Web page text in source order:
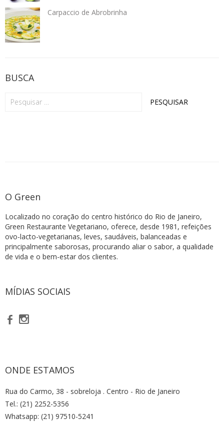
Carpaccio de Abrobrinha
BUSCA
O Green
Localizado no coração do centro histórico do Rio de Janeiro,
Green Restaurante Vegetariano, oferece, desde 1981, refeições
ovo-lacto-vegetarianas, leves, saudáveis, balanceadas e
principalmente saborosas, procurando aliar o sabor, a qualidade
de vida e o bem-estar dos clientes.
MÍDIAS SOCIAIS
b x
ONDE ESTAMOS
Rua do Carmo, 38 - sobreloja . Centro - Rio de Janeiro
Tel.: (21) 2252-5356
Whatsapp: (21) 97510-5241